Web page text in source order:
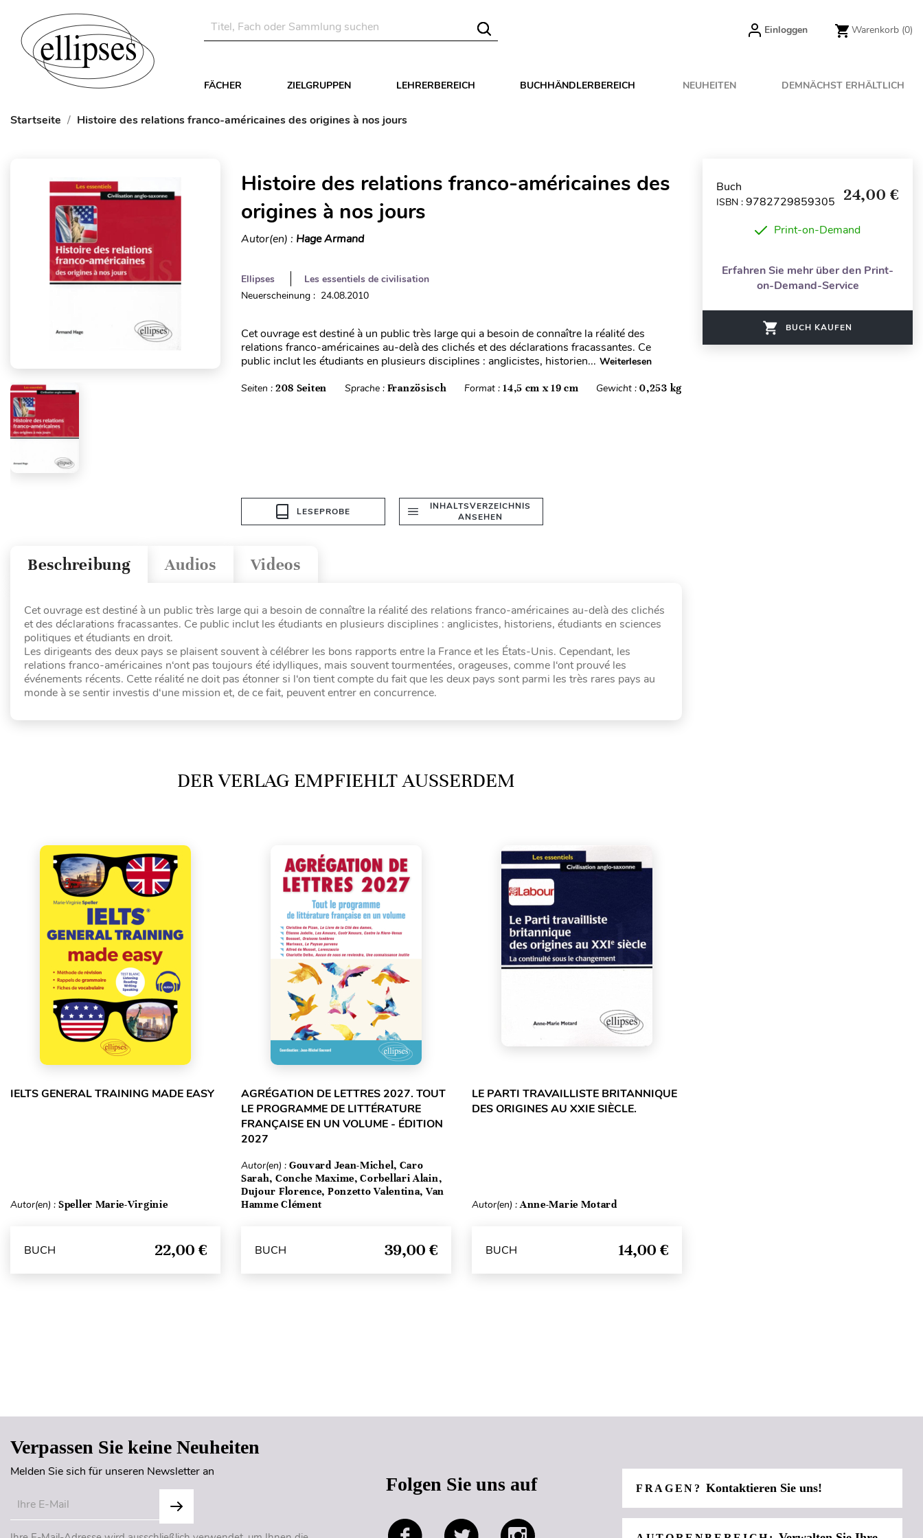
Einloggen Warenkorb (0)
FÄCHER ZIELGRUPPEN LEHRERBEREICH BUCHHÄNDLERBEREICH NEUHEITEN DEMNÄCHST ERHÄLTLICH
Startseite Histoire des relations franco-américaines des origines à nos jours
Histoire des relations franco-américaines des
origines à nos jours
Autor(en) : Hage Armand
Ellipses
Les essentiels de civilisation
Neuerscheinung : 24.08.2010
Cet ouvrage est destiné à un public très large qui a besoin de connaître la réalité des
relations franco-américaines au-delà des clichés et des déclarations fracassantes. Ce
public inclut les étudiants en plusieurs disciplines : anglicistes, historien... Weiterlesen
Seiten : 208 Seiten Sprache : Französisch Format :14,5 cm x 19 cm Gewicht :0,253 kg
LESEPROBE
INHALTSVERZEICHNIS
ANSEHEN
Videos
Audios
Beschreibung
Cet ouvrage est destiné à un public très large qui a besoin de connaître la réalité des relations franco-américaines au-delà des clichés
et des déclarations fracassantes. Ce public inclut les étudiants en plusieurs disciplines : anglicistes, historiens, étudiants en sciences
politiques et étudiants en droit.
Les dirigeants des deux pays se plaisent souvent à célébrer les bons rapports entre la France et les États-Unis. Cependant, les
relations franco-américaines n‘ont pas toujours été idylliques, mais souvent tourmentées, orageuses, comme l‘ont prouvé les
événements récents. Cette réalité ne doit pas étonner si l‘on tient compte du fait que les deux pays sont parmi les très rares pays au
monde à se sentir investis d‘une mission et, de ce fait, peuvent entrer en concurrence.
DER VERLAG EMPFIEHLT AUSSERDEM
IELTS GENERAL TRAINING MADE EASY
Autor(en) : Speller Marie-Virginie
BUCH 22,00 €
AGRÉGATION DE LETTRES 2027. TOUT
LE PROGRAMME DE LITTÉRATURE
FRANÇAISE EN UN VOLUME - ÉDITION
2027
Autor(en) : Gouvard Jean-Michel, Caro
Sarah, Conche Maxime, Corbellari Alain,
Dujour Florence, Ponzetto Valentina, Van
Hamme Clément
BUCH 39,00 €
LE PARTI TRAVAILLISTE BRITANNIQUE
DES ORIGINES AU XXIE SIÈCLE.
Autor(en) :Anne-Marie Motard
BUCH 14,00 €
Buch
ISBN : 9782729859305 24,00 €
Print-on-Demand
Erfahren Sie mehr über den Print-
on-Demand-Service
BUCH KAUFEN
Verpassen Sie keine Neuheiten
Melden Sie sich für unseren Newsletter an
Folgen Sie uns auf FRAGEN?Kontaktieren Sie uns!